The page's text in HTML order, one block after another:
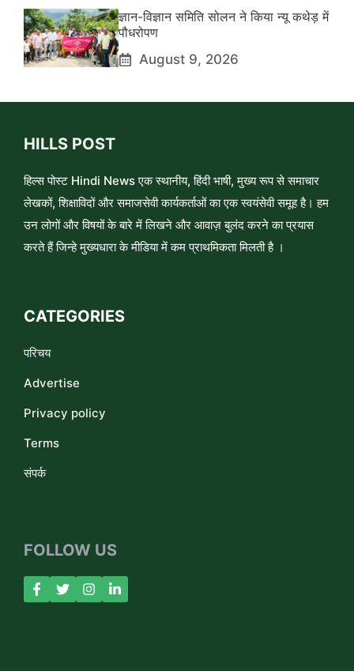
ज्ञान-विज्ञान समिति सोलन ने किया न्यू कथेड़ में
पौधरोपण
August 9, 2026
HILLS POST
हिल्स पोस्ट Hindi News एक स्थानीय, हिंदी भाषी, मुख्य रूप से समाचार
लेखकों, शिक्षाविदों और समाजसेवी कार्यकर्ताओं का एक स्वयंसेवी समूह है। हम
उन लोगों और विषयों के बारे में लिखने और आवाज़ बुलंद करने का प्रयास
करते हैं जिन्हे मुख्यधारा के मीडिया में कम प्राथमिकता मिलती है ।
CATEGORIES
परिचय
Advertise
Privacy policy
Terms
संपर्क
FOLLOW US